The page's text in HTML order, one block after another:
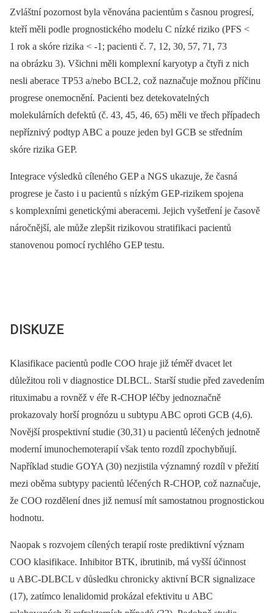
Zvláštní pozornost byla věnována pacientům s časnou progresí,
kteří měli podle prognostického modelu C nízké riziko (PFS <
1 rok a skóre rizika < -1; pacienti č. 7, 12, 30, 57, 71, 73
na obrázku 3). Všichni měli komplexní karyotyp a čtyři z nich
nesli aberace TP53 a/nebo BCL2, což naznačuje možnou příčinu
progrese onemocnění. Pacienti bez detekovatelných
molekulárních defektů (č. 43, 45, 46, 65) měli ve třech případech
nepříznivý podtyp ABC a pouze jeden byl GCB se středním
skóre rizika GEP.
Integrace výsledků cíleného GEP a NGS ukazuje, že časná
progrese je často i u pacientů s nízkým GEP-rizikem spojena
s komplexními genetickými aberacemi. Jejich vyšetření je časově
náročnější, ale může zlepšit rizikovou stratifikaci pacientů
stanovenou pomocí rychlého GEP testu.
DISKUZE
Klasifikace pacientů podle COO hraje již téměř dvacet let
důležitou roli v diagnostice DLBCL. Starší studie před zavedením
rituximabu a rovněž v éře R-CHOP léčby jednoznačně
prokazovaly horší prognózu u subtypu ABC oproti GCB (4,6).
Novější prospektivní studie (30,31) u pacientů léčených jednotně
moderní imunochemoterapií však tento rozdíl zpochybňují.
Například studie GOYA (30) nezjistila významný rozdíl v přežití
mezi oběma subtypy pacientů léčených R-CHOP, což naznačuje,
že COO rozdělení dnes již nemusí mít samostatnou prognostickou
hodnotu.
Naopak s rozvojem cílených terapií roste prediktivní význam
COO klasifikace. Inhibitor BTK, ibrutinib, má vyšší účinnost
u ABC-DLBCL v důsledku chronicky aktivní BCR signalizace
(17), zatímco lenalidomid prokázal efektivitu u ABC